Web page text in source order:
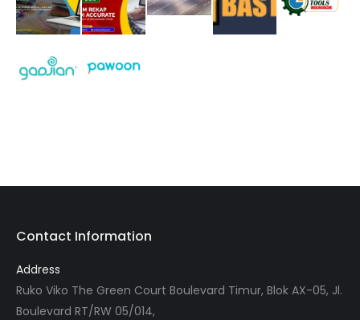
Contact Information
Address
Ruko Viko The Green Court Boulevard Timur, Blok AX-05, Jl.
Boulevard RT/RW 05/014,